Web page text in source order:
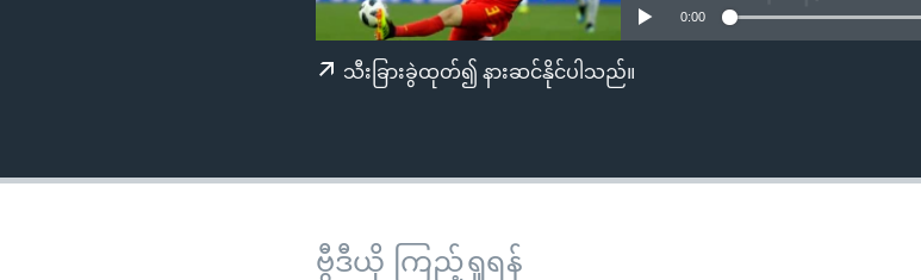
ကျော်
0:00
သီးခြားခွဲထုတ်၍ နားဆင်နိုင်ပါသည်။
ဗွီဒီယို ကြည့်ရှုရန်